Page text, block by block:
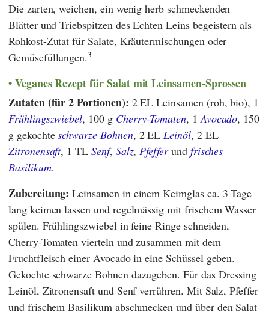
Die zarten, weichen, ein wenig herb schmeckenden
Blätter und Triebspitzen des Echten Leins begeistern als
Rohkost-Zutat für Salate, Kräutermischungen oder
Gemüsefüllungen.3
Veganes Rezept für Salat mit Leinsamen-Sprossen
Zutaten (für 2 Portionen): 2 EL Leinsamen (roh, bio), 1
Frühlingszwiebel, 100 g Cherry-Tomaten, 1Avocado, 150
g gekochteschwarze Bohnen, 2 ELLeinöl, 2 EL
Zitronensaft, 1 TL Senf, Salz,Pfefferund frisches
Basilikum.
Zubereitung: Leinsamen in einem Keimglas ca. 3 Tage
lang keimen lassen und regelmässig mit frischem Wasser
spülen. Frühlingszwiebel in feine Ringe schneiden,
Cherry-Tomaten vierteln und zusammen mit dem
Fruchtfleisch einer Avocado in eine Schüssel geben.
Gekochte schwarze Bohnen dazugeben. Für das Dressing
Leinöl, Zitronensaft und Senf verrühren. Mit Salz, Pfeffer
und frischem Basilikum abschmecken und über den Salat